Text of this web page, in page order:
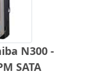
N300 -
SATA